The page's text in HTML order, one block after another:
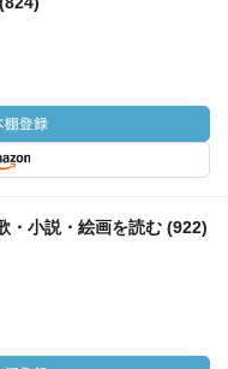
・小説・絵画を読む (922)